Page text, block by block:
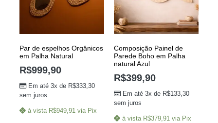
Par de espelhos Orgânicos
em Palha Natural
R$999,90
Em até 3x de R$333,30
sem juros
à vista R$949,91 via Pix
Composição Painel de
Parede Boho em Palha
natural Azul
R$399,90
Em até 3x de R$133,30
sem juros
à vista R$379,91 via Pix